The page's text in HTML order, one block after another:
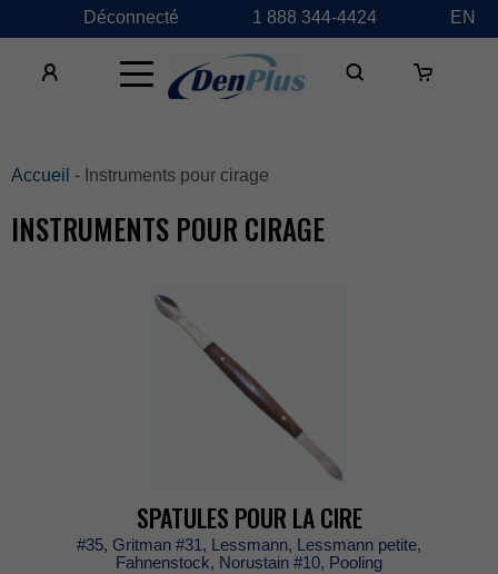
Déconnecté 1888344-4424 EN
×
Accueil -Instrumentspourcirage
INSTRUMENTSPOURCIRAGE
SPATULESPOURLACIRE
#35,Gritman#31,Lessmann,Lessmannpetite,
Fahnenstock,Norustain#10,Pooling